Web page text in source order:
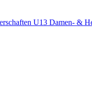
U13 Damen- &